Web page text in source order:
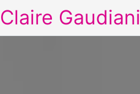
Claire Gaudiani